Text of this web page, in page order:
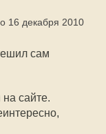
16 декабря 2010
сам
сайте.